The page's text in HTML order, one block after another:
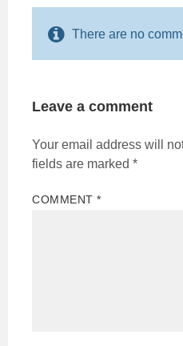
There are no
Leave a comment
Your email address will
fields are marked *
COMMENT*